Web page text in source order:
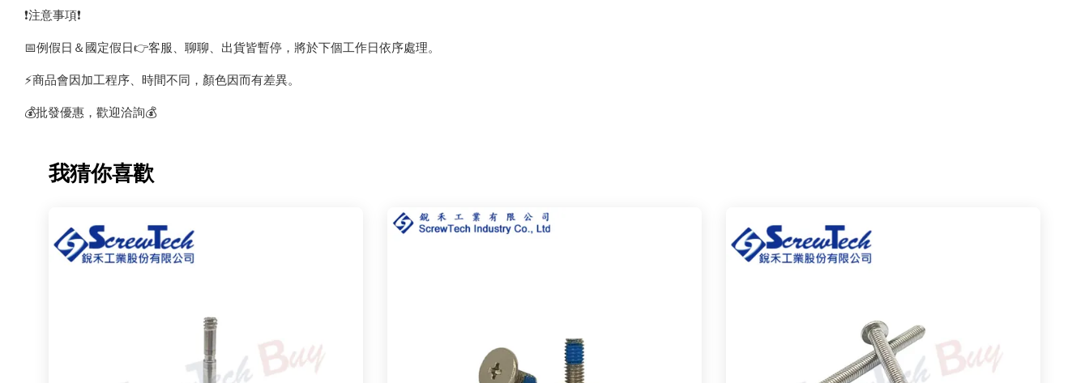
❗️注意事項❗️
📅例假日＆國定假日👉客服、聊聊、出貨皆暫停，將於下個工作日依序處理。
⚡️商品會因加工程序、時間不同，顏色因而有差異。
💰批發優惠，歡迎洽詢💰
我猜你喜歡